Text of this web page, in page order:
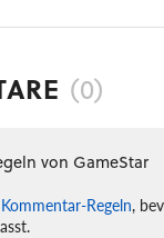
(0)
von GameStar
Kommentar-Regeln,